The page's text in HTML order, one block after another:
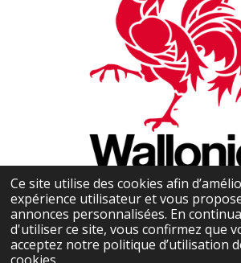
Ce site utilise des cookies afin
expérience utilisateur et vous
annonces personnalisées. En
d'utiliser ce site, vous confirmez que
acceptez notre politique d’utilisation